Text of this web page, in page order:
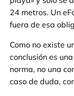
24 metros. Un
fuera de esa
Como no existe
conclusión es
norma, no una
caso de duda,